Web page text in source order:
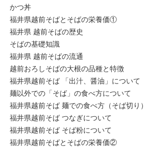
かつ丼
福井県越前そばとそばの栄養価①
福井県 越前そばの歴史
そばの基礎知識
福井県 越前そばの流通
越前おろしそばの大根の品種と特徴
福井県越前そば 「出汁、醤油」について
麺以外での「そば」の食べ方について
福井県越前そば 麺での食べ方（そば切り
福井県越前そば つなぎについて
福井県越前そば そば粉について
福井県越前そばとそばの栄養価②